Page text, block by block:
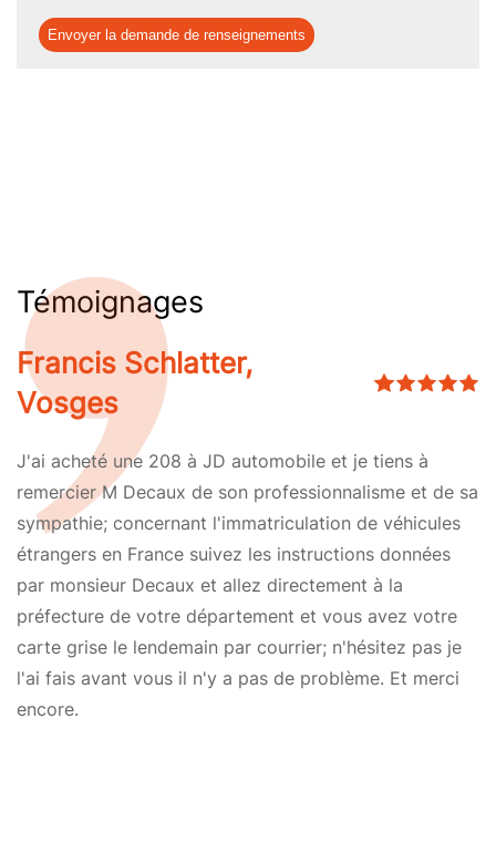
Envoyer la demande de renseignements
Témoignages
Francis Schlatter,
Vosges
J'ai acheté une 208 à JD automobile et je tiens à
remercier M Decaux de son professionnalisme et de sa
sympathie; concernant l'immatriculation de véhicules
étrangers en France suivez les instructions données
par monsieur Decaux et allez directement à la
préfecture de votre département et vous avez votre
carte grise le lendemain par courrier; n'hésitez pas je
l'ai fais avant vous il n'y a pas de problème. Et merci
encore.